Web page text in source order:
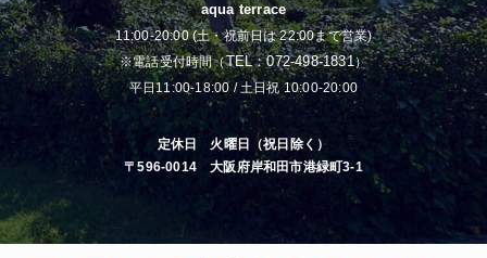
aqua terrace
11:00-20:00 (土・祝前日は 22:00まで営業)
※電話受付時間（TEL：072-498-1831）
平日11:00-18:00 / 土日祝 10:00-20:00
定休日 火曜日（祝日除く）
〒596-0014 大阪府岸和田市港緑町3-1